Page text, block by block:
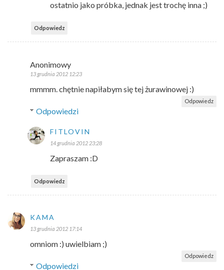
ostatnio jako próbka, jednak jest trochę inna ;)
Odpowiedz
Anonimowy
13 grudnia 2012 12:23
mmmm. chętnie napiłabym się tej żurawinowej :)
Odpowiedz
Odpowiedzi
FITLOVIN
14 grudnia 2012 23:28
Zapraszam :D
Odpowiedz
KAMA
13 grudnia 2012 17:14
omniom :) uwielbiam ;)
Odpowiedz
Odpowiedzi